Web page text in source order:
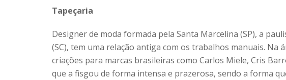
Tapeçaria
Designer de moda formada pela Santa Marcelina (SP), a
(SC), tem uma relação antiga com os trabalhos manuais. Na
criações para marcas brasileiras como Carlos Miele, Cris
que a fisgou de forma intensa e prazerosa, sendo a forma